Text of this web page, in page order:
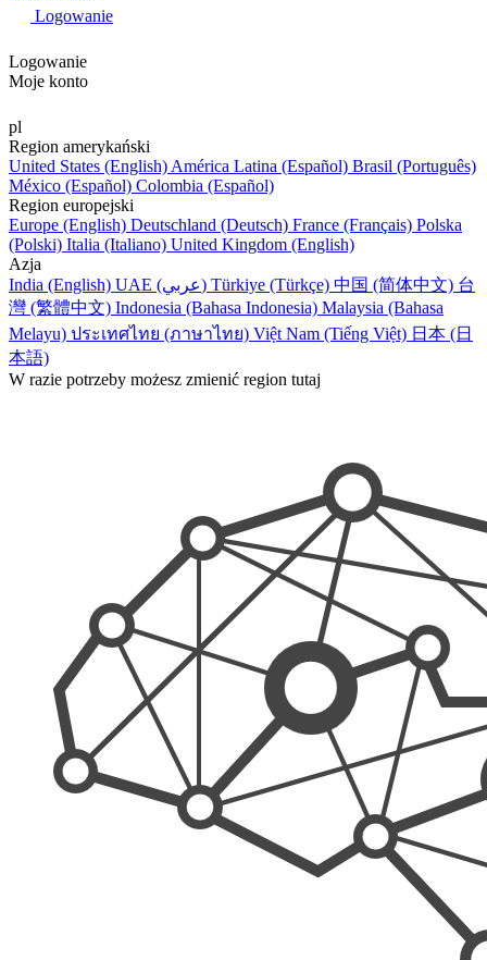
Logowanie
Logowanie
Moje konto
pl
Region amerykański
United States (English) América Latina (Español) Brasil (Português)
México (Español) Colombia (Español)
Region europejski
Europe (English) Deutschland (Deutsch) France (Français) Polska
(Polski) Italia (Italiano) United Kingdom (English)
Azja
India (English)
UAE (عربي) Türkiye (Türkçe) 中国 (简体中文) 台
灣 (繁體中文) Indonesia (Bahasa Indonesia) Malaysia (Bahasa
Melayu) ประเทศไทย (ภาษาไทย) Việt Nam (Tiếng Việt) 日本 (日
本語)
W razie potrzeby możesz zmienić region tutaj